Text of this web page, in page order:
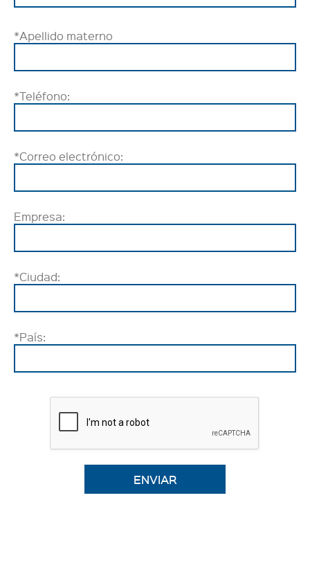
*Apellido materno
*Teléfono:
*Correo electrónico:
Empresa:
*Ciudad:
*País:
ENVIAR